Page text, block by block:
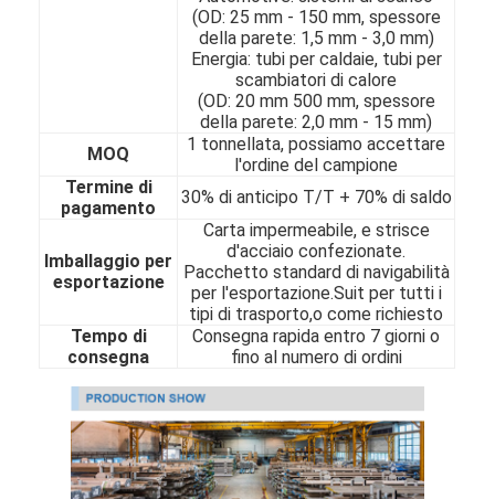
Controllo della qualità
Notizie
strato laminato a freddo di acciaio inossidabile
Bobina laminata a freddo di acciaio inossidabile
strato laminato a caldo di acciaio inossidabile
Bobina laminata a caldo di acciaio inossidabile
(OD: 25 mm - 150 mm, spessore
della parete: 1,5 mm - 3,0 mm)
Energia: tubi per caldaie, tubi per
scambiatori di calore
(OD: 20 mm 500 mm, spessore
della parete: 2,0 mm - 15 mm)
MOQ
1 tonnellata, possiamo accettare
l'ordine del campione
Termine di
pagamento
30% di anticipo T/T + 70% di saldo
Imballaggio per
esportazione
Carta impermeabile, e strisce
d'acciaio confezionate.
Pacchetto standard di navigabilità
per l'esportazione.Suit per tutti i
tipi di trasporto,o come richiesto
Tempo di
consegna
Consegna rapida entro 7 giorni o
fino al numero di ordini